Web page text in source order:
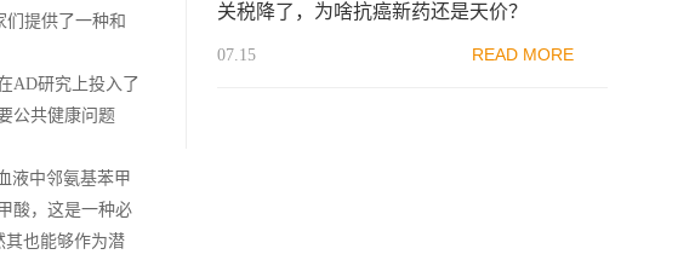
们提供了一种和
AD研究上投入了
公共健康问题
液中邻氨基苯甲
酸，这是一种必
其也能够作为潜
关税降了，为啥抗癌新药还是天价？
07.15 READ MORE